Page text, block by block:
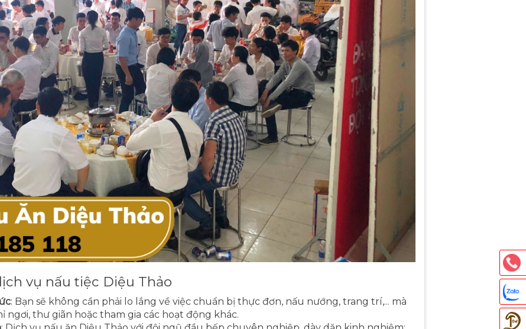
vụ nấu tiệc Diệu Thảo
: Bạn sẽ không cần phải lo lắng về việc chuẩn bị thực đơn, nấu nướng, trang trí,... mà
ngơi, thư giãn hoặc tham gia các hoạt động khác.